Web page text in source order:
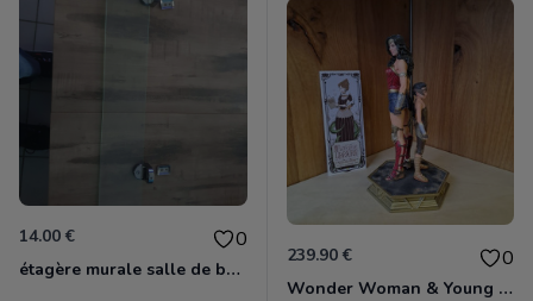
14.00 € 0
étagère murale salle de bain
239.90 € 0
Wonder Woman & Young Diana (tirée de "Wonder Woman 1984")